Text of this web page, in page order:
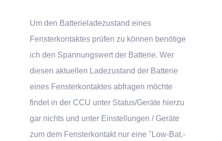
Um den Batterieladezustand eines
Fensterkontaktes prüfen zu können benötige
ich den Spannungswert der Batterie. Wer
diesen aktuellen Ladezustand der Batterie
eines Fensterkontaktes abfragen möchte
findet in der CCU unter Status/Geräte hierzu
gar nichts und unter Einstellungen / Geräte
zum dem Fensterkontakt nur eine "Low-Bat.-